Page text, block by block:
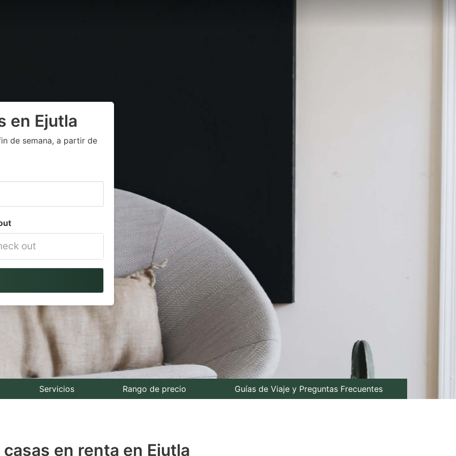
en Ejutla
de semana, a partir de
Servicios Rango de precio Guías de Viaje y Preguntas Frecuentes
en renta en Ejutla